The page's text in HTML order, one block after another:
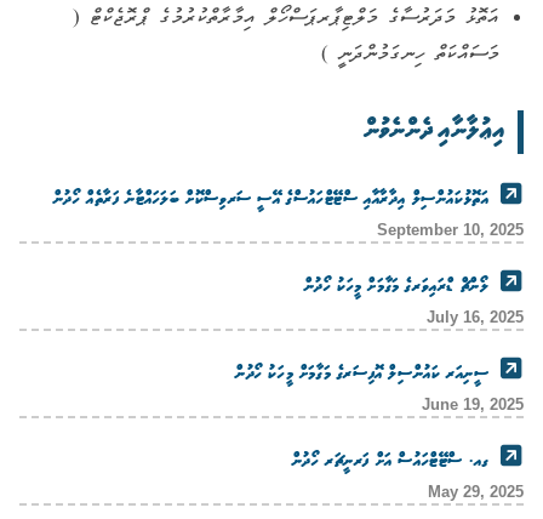
އަތޮޅު މަދަރުސާގެ މަލްޓިޕާރޕަސްހޯލް އިމާރާތްކުރުމުގެ ޕްރޮޖެކްޓް (
މަސައްކަތް ހިނގަމުންދަނީ )
އިޢުލާނާއި ދެންނެވުން
އަތޮޅުކައުންސިލް އިދާރާއާއި ސްޓޭޓްހައުސްގެ އޭސީ ސަރވިސްކޮށް ބަލަހައްޓާނެ ފަރާތެއް ހޯދުން
September 10, 2025
ލޯންޗް ޑްރައިވަރގެ މަގާމަށް މީހަކު ހޯދުން
July 16, 2025
ސީނިއަރ ކައުންސިލް އޮފިސަރގެ މަގާމަށް މީހަކު ހޯދުން
June 19, 2025
ގއ. ސްޓޭޓްހައުސް އަށް ފަރނީޗަރ ހޯދުން
May 29, 2025